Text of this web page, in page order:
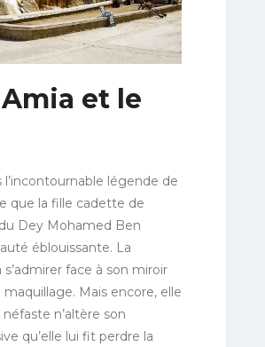
et le
légende de
que la fille cadette de
Dey Mohamed Ben
éblouissante. La
face à son miroir
Mais encore, elle
n’altère son
qu’elle lui fit perdre la